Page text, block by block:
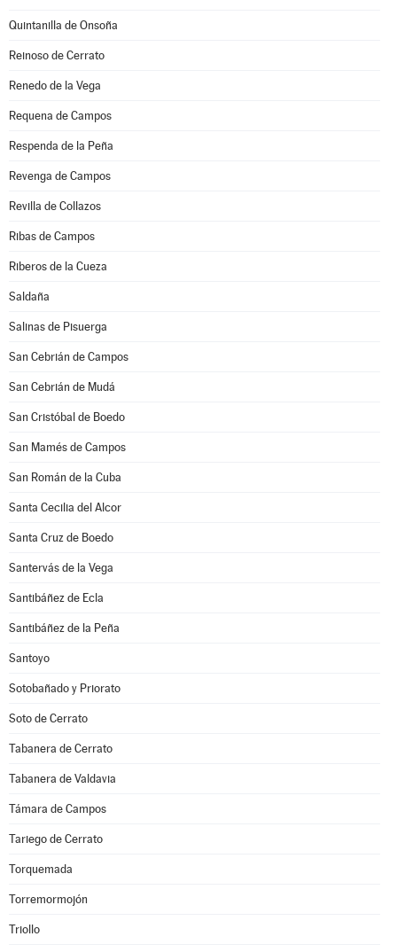
Quintanilla de Onsoña
Reinoso de Cerrato
Renedo de la Vega
Requena de Campos
Respenda de la Peña
Revenga de Campos
Revilla de Collazos
Ribas de Campos
Riberos de la Cueza
Saldaña
Salinas de Pisuerga
San Cebrián de Campos
San Cebrián de Mudá
San Cristóbal de Boedo
San Mamés de Campos
San Román de la Cuba
Santa Cecilia del Alcor
Santa Cruz de Boedo
Santervás de la Vega
Santibáñez de Ecla
Santibáñez de la Peña
Santoyo
Sotobañado y Priorato
Soto de Cerrato
Tabanera de Cerrato
Tabanera de Valdavia
Támara de Campos
Tariego de Cerrato
Torquemada
Torremormojón
Triollo